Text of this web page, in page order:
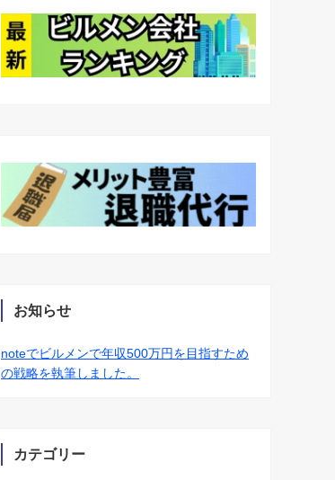
お知らせ
noteでビルメンで年収500万円を目指すため
の戦略を執筆しました。
カテゴリー